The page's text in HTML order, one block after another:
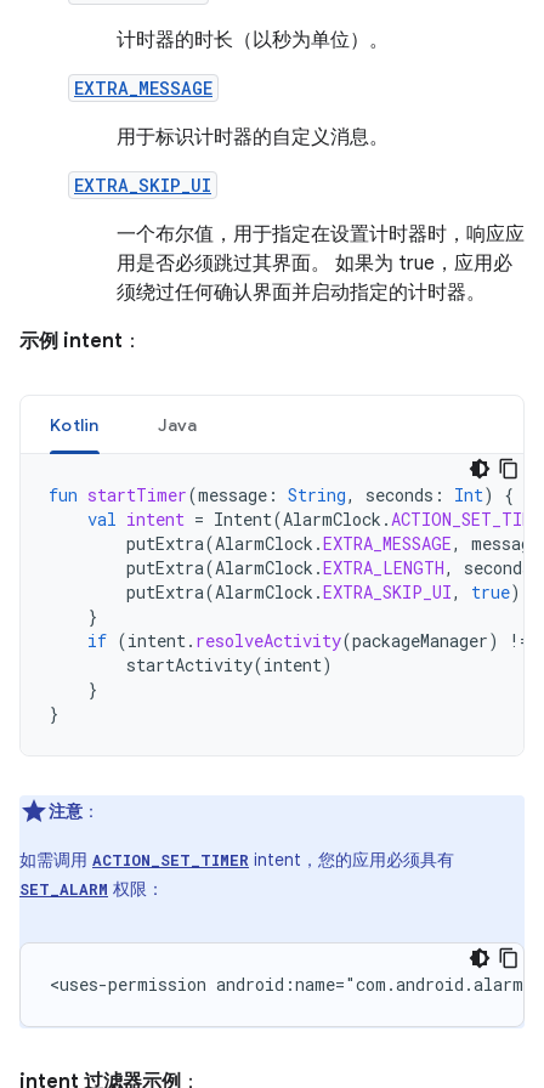
计时器的时长（以秒为单位）。
EXTRA_MESSAGE
用于标识计时器的自定义消息。
EXTRA_SKIP_UI
一个布尔值，用于指定在设置计时器时，响应应
用是否必须跳过其界面。 如果为 true，应用必
须绕过任何确认界面并启动指定的计时器。
示例 intent ：
Kotlin Java
fun startTimer(message : String, seconds : Int)
{
val intent = Intent(AlarmClock .
putExtra(AlarmClock .EXTRA_MESSAGE, message
putExtra(AlarmClock .EXTRA_LENGTH, seconds
putExtra(AlarmClock .EXTRA_SKIP_UI, true)
}
if (intent. resolveActivity(packageManager) !=
startActivity(intent)
}
}
注意 ：
如需调用 ACTION_SET_TIMER intent，您的应用必须具有
SET_ALARM 权限：
<uses-permission
intent 过滤器示例 ：